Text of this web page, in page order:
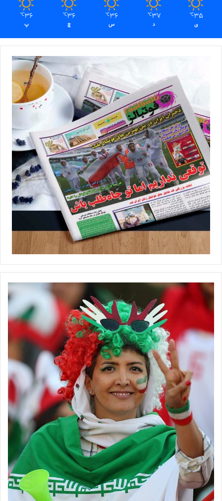
35
℃
ی
37
℃
د
36
℃
س
36
℃
چ
36
℃
پ